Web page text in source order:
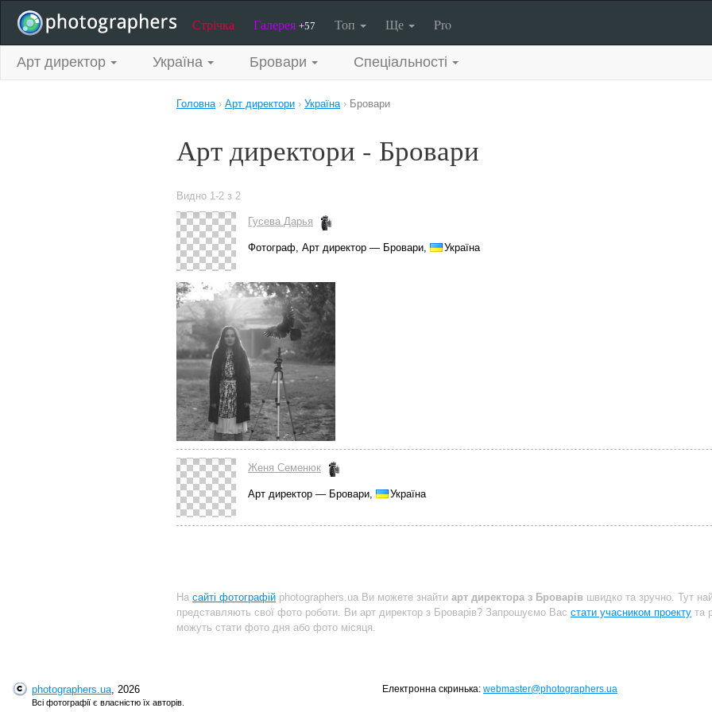
Стрічка Галерея +57 Топ Ще Pro
Арт директор Україна Бровари Спеціальності
Головна› Арт директори › Україна› Бровари
Арт директори - Бровари
Видно 1-2 з 2
Гусева Дарья
Фотограф, Арт директор — Бровари, Україна
Женя Семенюк
Арт директор — Бровари, Україна
На сайті фотографій photographers.ua Ви можете знайти арт директора з Броварів швидко та зручно. Тут
представляють свої фото роботи. Ви арт директор з Броварів? Запрошуємо Вас стати учасником проекту та
можуть стати фото дня або фото місяця.
photographers.ua, 2026
Всі фотографії є власністю їх авторів.
Електронна скринька: webmaster@photographers.ua